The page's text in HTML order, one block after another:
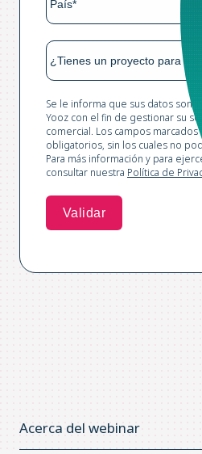
Se le informa que sus datos son
Yooz con el fin de gestionar su
comercial. Los campos marcados
obligatorios, sin los cuales no
Para más información y para
consultar nuestra Política de
Acerca del webinar